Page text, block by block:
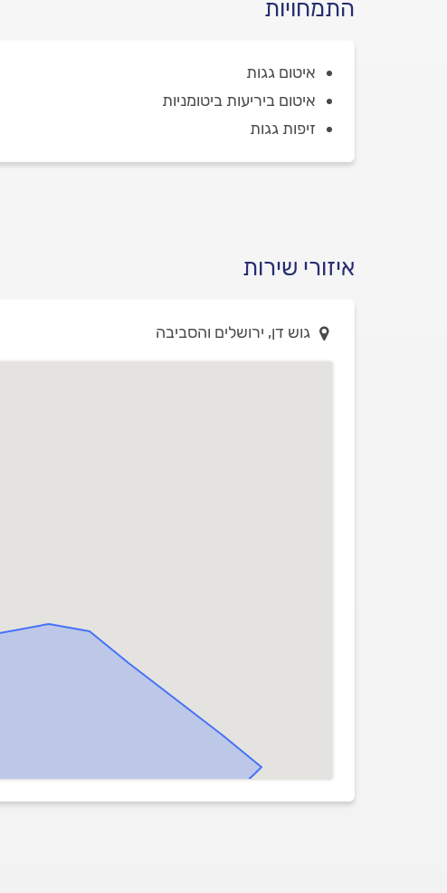
התמחויות
איטום גגות
איטום ביריעות ביטומניות
זיפות גגות
איזורי שירות
גוש דן, ירושלים והסביבה